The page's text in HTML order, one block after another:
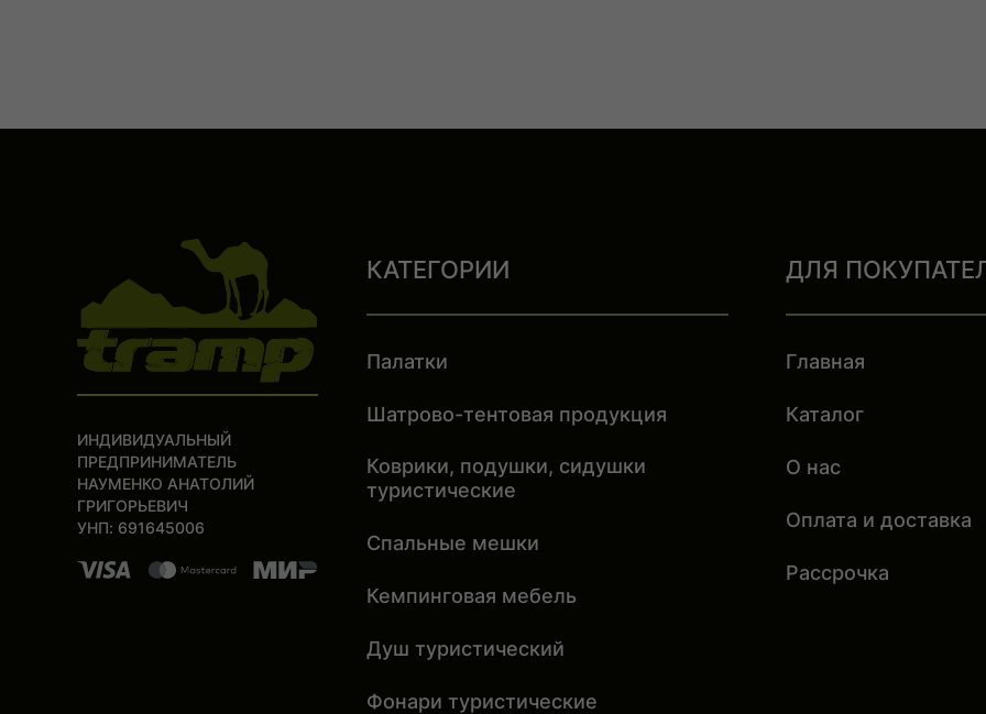
ИНДИВИДУАЛЬНЫЙ
ПРЕДПРИНИМАТЕЛЬ
НАУМЕНКО АНАТОЛИЙ
ГРИГОРЬЕВИЧ
УНП: 691645006
КАТЕГОРИИ
Палатки
Шатрово-тентовая продукция
Коврики, подушки, сидушки
туристические
Спальные мешки
Кемпинговая мебель
Душ туристический
Фонари туристические
ДЛЯ
Главная
Каталог
О нас
Оплата и доставка
Рассрочка